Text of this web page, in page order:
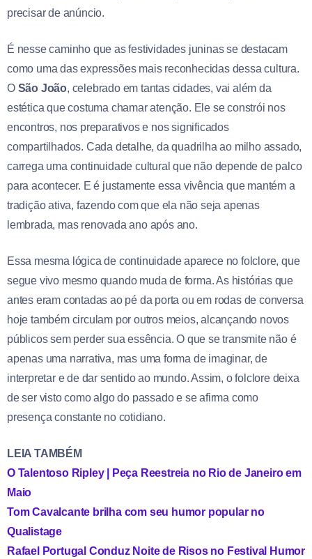
precisar de anúncio.
É nesse caminho que as festividades juninas se destacam
como uma das expressões mais reconhecidas dessa cultura.
O São João, celebrado em tantas cidades, vai além da
estética que costuma chamar atenção. Ele se constrói nos
encontros, nos preparativos e nos significados
compartilhados. Cada detalhe, da quadrilha ao milho assado,
carrega uma continuidade cultural que não depende de palco
para acontecer. E é justamente essa vivência que mantém a
tradição ativa, fazendo com que ela não seja apenas
lembrada, mas renovada ano após ano.
Essa mesma lógica de continuidade aparece no folclore, que
segue vivo mesmo quando muda de forma. As histórias que
antes eram contadas ao pé da porta ou em rodas de conversa
hoje também circulam por outros meios, alcançando novos
públicos sem perder sua essência. O que se transmite não é
apenas uma narrativa, mas uma forma de imaginar, de
interpretar e de dar sentido ao mundo. Assim, o folclore deixa
de ser visto como algo do passado e se afirma como
presença constante no cotidiano.
LEIA TAMBÉM
O Talentoso Ripley | Peça Reestreia no Rio de Janeiro em
Maio
Tom Cavalcante brilha com seu humor popular no
Qualistage
Rafael Portugal Conduz Noite de Risos no Festival Humor